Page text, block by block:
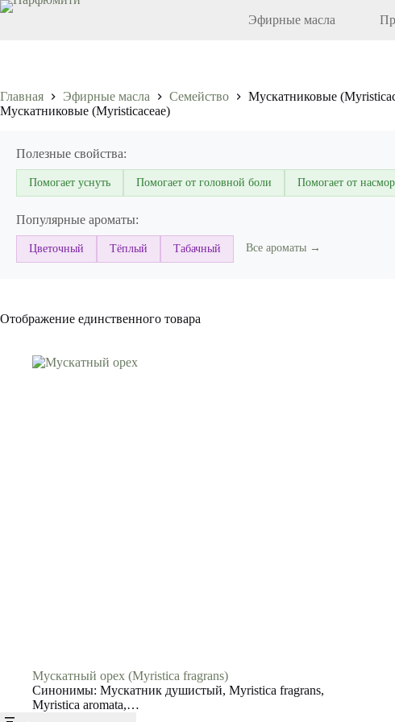
Перейти
Эфирные масла
Главная Эфирные масла Семейство
Мускатниковые
Мускатниковые (Myristicaceae)
Полезные свойства:
Помогает уснуть Помогает от головной боли Помогает от
Популярные ароматы:
Цветочный Тёплый Табачный Все ароматы →
Отображение единственного товара
Мускатный орех (Myristica fragrans)
Синонимы: Мускатник душистый, Myristica fragrans,
Myristica aromata,…